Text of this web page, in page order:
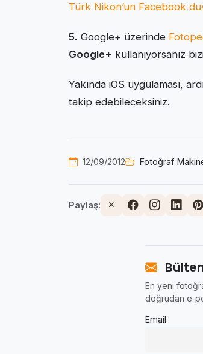
Türk Nikon’un Facebook
5. Google+ üzerinde
Google+ kullanıyorsanız
Yakında iOS uygulaması,
takip edebileceksiniz.
12/09/2012 Fotoğraf
Paylaş:
En yeni
doğrudan
Email